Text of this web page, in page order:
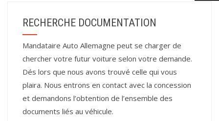
RECHERCHE DOCUMENTATION
Mandataire Auto Allemagne peut se charger de
chercher votre futur voiture selon votre demande.
Dés lors que nous avons trouvé celle qui vous
plaira. Nous entrons en contact avec la concession
et demandons l’obtention de l’ensemble des
documents liés au véhicule.